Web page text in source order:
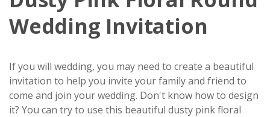
Wedding Invitation
If you will wedding, you may need to create a beautiful
invitation to help you invite your family and friend to
come and join your wedding. Don't know how to design
it? You can try to use this beautiful dusty pink floral